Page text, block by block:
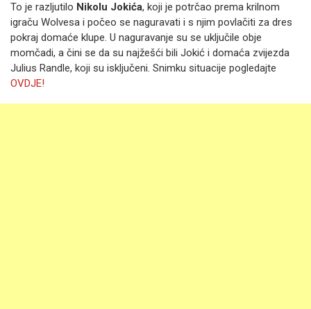
To je razljutilo Nikolu Jokića, koji je potrčao prema krilnom
igraču Wolvesa i počeo se naguravati i s njim povlačiti za dres
pokraj domaće klupe. U naguravanje su se uključile obje
momčadi, a čini se da su najžešći bili Jokić i domaća zvijezda
Julius Randle, koji su isključeni. Snimku situacije pogledajte
OVDJE!